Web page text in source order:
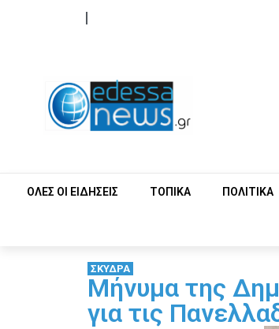
ΟΛΕΣ ΟΙ ΕΙΔΗΣΕΙΣ ΤΟΠΙΚΑ ΠΟΛΙΤΙΚΑ
ΣΚΥΔΡΑ
Μήνυμα της
για τις